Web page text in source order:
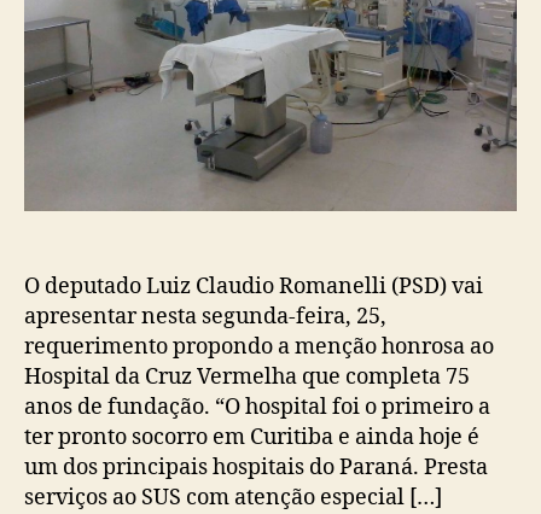
O deputado Luiz Claudio Romanelli (PSD) vai
apresentar nesta segunda-feira, 25,
requerimento propondo a menção honrosa ao
Hospital da Cruz Vermelha que completa 75
anos de fundação. “O hospital foi o primeiro a
ter pronto socorro em Curitiba e ainda hoje é
um dos principais hospitais do Paraná. Presta
serviços ao SUS com atenção especial […]